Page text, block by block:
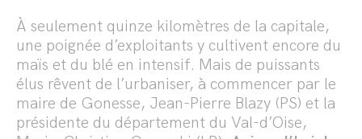
À seulement quinze kilomètres de la capitale,
une poignée d’exploitants y cultivent encore du
maïs et du blé en intensif. Mais de puissants
élus rêvent de l’urbaniser, à commencer par le
maire de Gonesse, Jean-Pierre Blazy (PS) et la
présidente du département du Val-d’Oise,